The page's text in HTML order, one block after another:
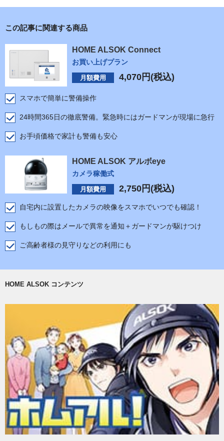
この記事に関連する商品
HOME ALSOK Connect
お買い上げプラン
月額費用 4,070 円(税込)
スマホで簡単に警備操作
24時間365日の徹底警備。緊急時にはガードマンが現場に急行
お手頃価格で家計も警備も安心
HOME ALSOK アルボeye
カメラ稼働式
月額費用 2,750 円(税込)
自宅内に設置したカメラの映像をスマホでいつでも確認！
もしもの際はメールで異常を通知＋ガードマンが駆けつけ
ご高齢者様の見守りなどの利用にも
HOME ALSOK コンテンツ